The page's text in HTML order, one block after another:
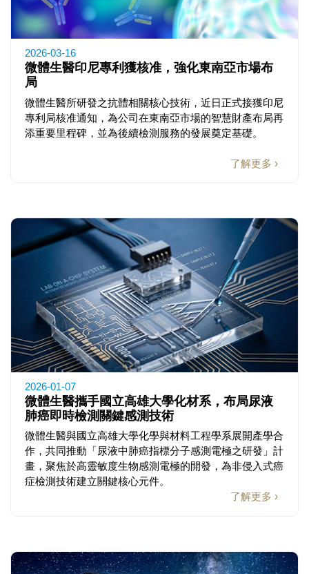
2026-03-16
微體生醫印尼專利獲核准，強化東南亞市場布
局
微體生醫所研發之抗體相關核心技術，近日正式接獲印尼
專利局核准通知，為公司在東南亞市場的智慧財產布局再
添重要里程碑，並為後續檢測服務的發展奠定基礎。
了解更多 ›
2026-01-07
微體生醫攜手國立高雄大學化材系，布局尿液
肺癌即時檢測關鍵感測技術
微體生醫與國立高雄大學化學與材料工程學系展開產學合
作，共同推動「尿液中肺癌指標分子感測電極之研發」計
畫，聚焦於高靈敏度生物感測電極的開發，為非侵入式癌
症檢測技術建立關鍵核心元件。
了解更多 ›